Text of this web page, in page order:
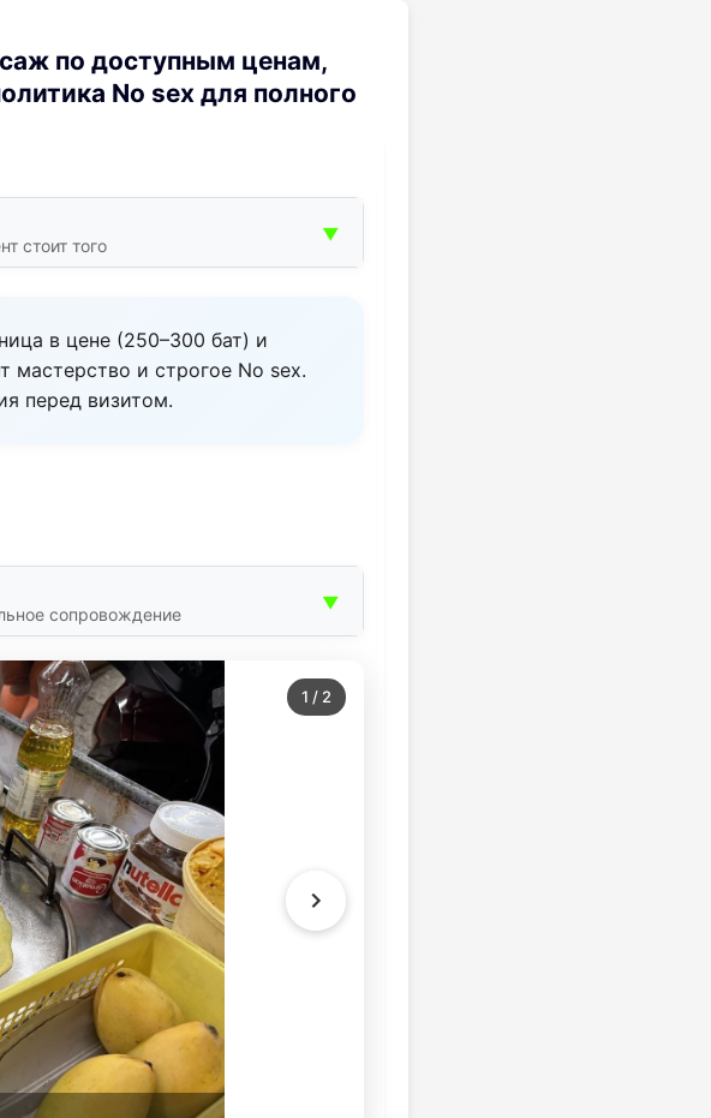
по доступным ценам,
No sex для полного
стоит того
▼
в цене (250–300 бат) и
мастерство и строгое No sex.
перед визитом.
сопровождение
▼
1 / 2